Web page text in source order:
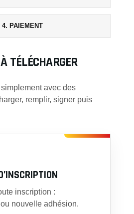
4. PAIEMENT
TÉLÉCHARGER
avec des
remplir, signer puis
inscription :
nouvelle adhésion.